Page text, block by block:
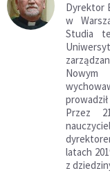
Dyrektor
w
Studia
Nowym
Przez
latach
z